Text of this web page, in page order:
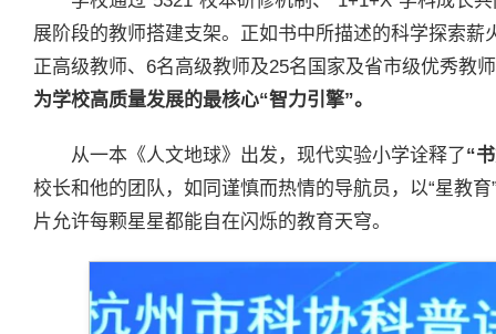
展阶段的教师搭建支架。正如书中所描述的科学探索
正高级教师、6名高级教师及25名国家及省市级优秀教
为学校高质量发展的最核心“智力引擎”。
从一本《人文地球》出发，现代实验小学诠释了“
校长和他的团队，如同谨慎而热情的导航员，以“星教
片允许每颗星星都能自在闪烁的教育天穹。